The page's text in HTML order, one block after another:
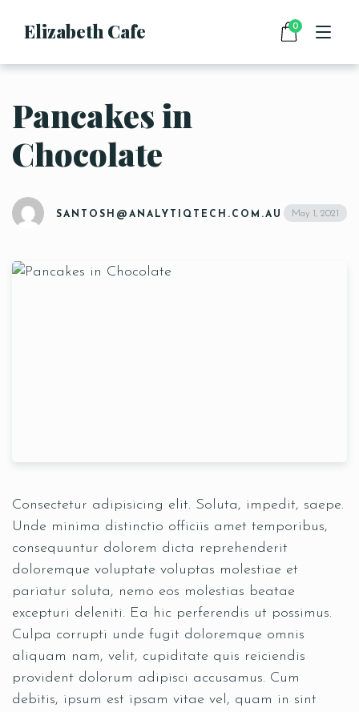
Elizabeth Cafe
HOME
0
Pancakes in
Chocolate
SANTOSH@ANALYTIQTECH.COM.AU May 1, 2021
Consectetur adipisicing elit. Soluta, impedit, saepe.
Unde minima distinctio officiis amet temporibus,
consequuntur dolorem dicta reprehenderit
doloremque voluptate voluptas molestiae et
pariatur soluta, nemo eos molestias beatae
excepturi deleniti. Ea hic perferendis ut possimus.
Culpa corrupti unde fugit doloremque omnis
aliquam nam, velit, cupiditate quis reiciendis
provident dolorum adipisci accusamus. Cum
debitis, ipsum est ipsam vitae vel, quam in sint